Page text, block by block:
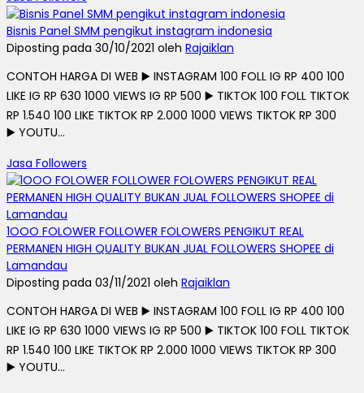
Bisnis Panel SMM pengikut instagram indonesia
Diposting pada 30/10/2021 oleh Rajaiklan
CONTOH HARGA DI WEB ▶️ INSTAGRAM 100 FOLL IG RP 400 100
LIKE IG RP 630 1000 VIEWS IG RP 500 ▶️ TIKTOK 100 FOLL TIKTOK
RP 1.540 100 LIKE TIKTOK RP 2.000 1000 VIEWS TIKTOK RP 300
▶️ YOUTU...
Jasa Followers
1OOO FOLOWER FOLLOWER FOLOWERS PENGIKUT REAL
PERMANEN HIGH QUALITY BUKAN JUAL FOLLOWERS SHOPEE di
Lamandau
Diposting pada 03/11/2021 oleh Rajaiklan
CONTOH HARGA DI WEB ▶️ INSTAGRAM 100 FOLL IG RP 400 100
LIKE IG RP 630 1000 VIEWS IG RP 500 ▶️ TIKTOK 100 FOLL TIKTOK
RP 1.540 100 LIKE TIKTOK RP 2.000 1000 VIEWS TIKTOK RP 300
▶️ YOUTU...